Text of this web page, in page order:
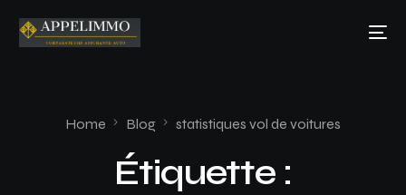
Home Blog statistiques vol de voitures
Étiquette :